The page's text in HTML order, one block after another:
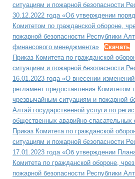
ситуациям и пожарной безопасности
30.12.2022 года «Об утверждении
Комитетом по гражданской обороне,
пожарной безопасности Республики
финансового менеджмента»
Скачать
Приказ Комитета по гражданской
ситуациям и пожарной безопасности
16.01.2023 года «О внесении
регламент предоставления Комитетом
чрезвычайным ситуациям и пожарной
Алтай государственной услуги по
общественных аварийно-
Приказ Комитета по гражданской
ситуациям и пожарной безопасности
17.01.2023 года «Об утверждении
Комитета по гражданской обороне,
пожарной безопасности Республики